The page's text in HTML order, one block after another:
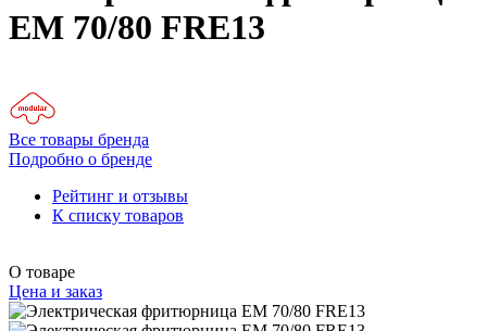
EM 70/80 FRE13
Все товары бренда
Подробно о бренде
Рейтинг и отзывы
К списку товаров
О товаре
Цена и заказ